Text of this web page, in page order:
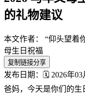
的礼物建议
本文作者： “仰头望着
母生日祝福
复制链接分享
发布日期：🗓️ 2026年03
爸妈，今天是你们的